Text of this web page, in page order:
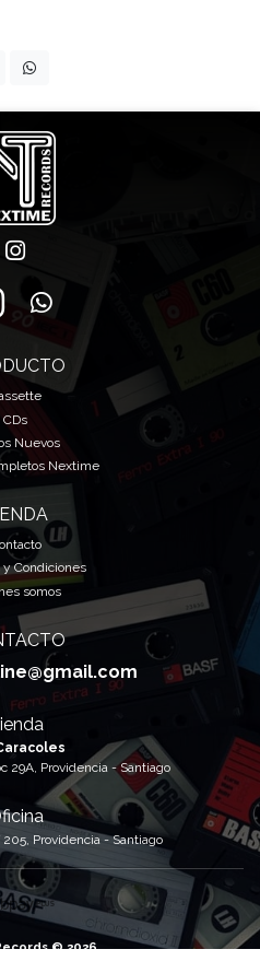
CDs
Nuevos
Nextime
y Condiciones
somos
29A, Providencia - Santiago
205, Providencia - Santiago
© 2026